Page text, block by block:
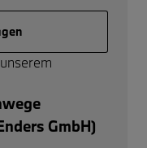
GmbH)